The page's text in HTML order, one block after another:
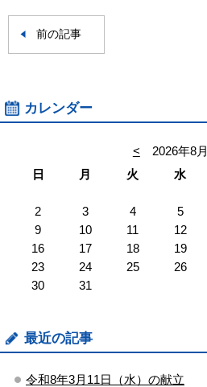
前の記事
カレンダー
< 2026年8月
日
月 火 水
2
3 4 5
9
10 11 12
16
17 18 19
23
24 25 26
30
31
最近の記事
令和8年3月11日（水）の献立